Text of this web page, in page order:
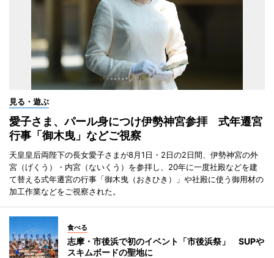
見る・遊ぶ
愛子さま、パール身につけ伊勢神宮参拝 式年遷宮
行事「御木曳」などご視察
天皇皇后両陛下の長女愛子さまが8月1日・2日の2日間、伊勢神宮の外
宮（げくう）・内宮（ないくう）を参拝し、20年に一度社殿などを建
て替える式年遷宮の行事「御木曳（おきひき）」や社殿に使う御用材の
加工作業などをご視察された。
食べる
志摩・市後浜で初のイベント「市後浜祭」 SUPや
スキムボードの聖地に